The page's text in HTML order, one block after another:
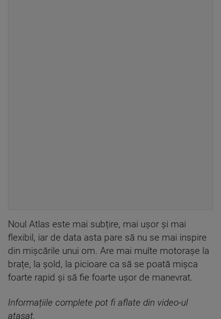
Noul Atlas este mai subțire, mai ușor și mai
flexibil, iar de data asta pare să nu se mai inspire
din mișcările unui om. Are mai multe motorașe la
brațe, la șold, la picioare ca să se poată mișca
foarte rapid și să fie foarte ușor de manevrat.
Informațiile complete pot fi aflate din video-ul
atașat.